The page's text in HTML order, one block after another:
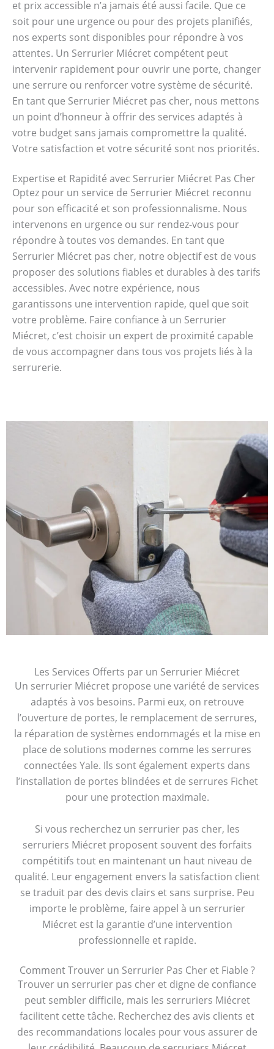
et prix accessible n’a jamais été aussi facile. Que ce
soit pour une urgence ou pour des projets planifiés,
nos experts sont disponibles pour répondre à vos
attentes. Un Serrurier Miécret compétent peut
intervenir rapidement pour ouvrir une porte, changer
une serrure ou renforcer votre système de sécurité.
En tant que Serrurier Miécret pas cher, nous mettons
un point d’honneur à offrir des services adaptés à
votre budget sans jamais compromettre la qualité.
Votre satisfaction et votre sécurité sont nos priorités.
Expertise et Rapidité avec Serrurier Miécret Pas Cher
Optez pour un service de Serrurier Miécret reconnu
pour son efficacité et son professionnalisme. Nous
intervenons en urgence ou sur rendez-vous pour
répondre à toutes vos demandes. En tant que
Serrurier Miécret pas cher, notre objectif est de vous
proposer des solutions fiables et durables à des tarifs
accessibles. Avec notre expérience, nous
garantissons une intervention rapide, quel que soit
votre problème. Faire confiance à un Serrurier
Miécret, c’est choisir un expert de proximité capable
de vous accompagner dans tous vos projets liés à la
serrurerie.
Les Services Offerts par un Serrurier Miécret
Un serrurier Miécret propose une variété de services
adaptés à vos besoins. Parmi eux, on retrouve
l’ouverture de portes, le remplacement de serrures,
la réparation de systèmes endommagés et la mise en
place de solutions modernes comme les serrures
connectées Yale. Ils sont également experts dans
l’installation de portes blindées et de serrures Fichet
pour une protection maximale.
Si vous recherchez un serrurier pas cher, les
serruriers Miécret proposent souvent des forfaits
compétitifs tout en maintenant un haut niveau de
qualité. Leur engagement envers la satisfaction client
se traduit par des devis clairs et sans surprise. Peu
importe le problème, faire appel à un serrurier
Miécret est la garantie d’une intervention
professionnelle et rapide.
Comment Trouver un Serrurier Pas Cher et Fiable ?
Trouver un serrurier pas cher et digne de confiance
peut sembler difficile, mais les serruriers Miécret
facilitent cette tâche. Recherchez des avis clients et
des recommandations locales pour vous assurer de